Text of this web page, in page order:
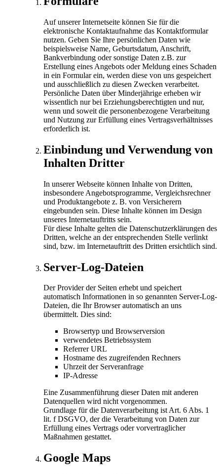
Auf unserer Internetseite können Sie für die
elektronische Kontaktaufnahme das Kontaktformular
nutzen. Geben Sie Ihre persönlichen Daten wie
beispielsweise Name, Geburtsdatum, Anschrift,
Bankverbindung oder sonstige Daten z.B. zur
Erstellung eines Angebots oder Meldung eines Schaden
in ein Formular ein, werden diese von uns gespeichert
und ausschließlich zu diesen Zwecken verarbeitet.
Persönliche Daten über Minderjährige erheben wir
wissentlich nur bei Erziehungsberechtigten und nur,
wenn und soweit die personenbezogene Verarbeitung
und Nutzung zur Erfüllung eines Vertragsverhältnisses
erforderlich ist.
Einbindung und Verwendung von
Inhalten Dritter
In unserer Webseite können Inhalte von Dritten,
insbesondere Angebotsprogramme, Vergleichsrechner
und Produktangebote z. B. von Versicherern
eingebunden sein. Diese Inhalte können im Design
unseres Internetauftritts sein.
Für diese Inhalte gelten die Datenschutzerklärungen des
Dritten, welche an der entsprechenden Stelle verlinkt
sind, bzw. im Internetauftritt des Dritten ersichtlich sind.
Server-Log-Dateien
Der Provider der Seiten erhebt und speichert
automatisch Informationen in so genannten Server-Log-
Dateien, die Ihr Browser automatisch an uns
übermittelt. Dies sind:
Browsertyp und Browserversion
verwendetes Betriebssystem
Referrer URL
Hostname des zugreifenden Rechners
Uhrzeit der Serveranfrage
IP-Adresse
Eine Zusammenführung dieser Daten mit anderen
Datenquellen wird nicht vorgenommen.
Grundlage für die Datenverarbeitung ist Art. 6 Abs. 1
lit. f DSGVO, der die Verarbeitung von Daten zur
Erfüllung eines Vertrags oder vorvertraglicher
Maßnahmen gestattet.
Google Maps